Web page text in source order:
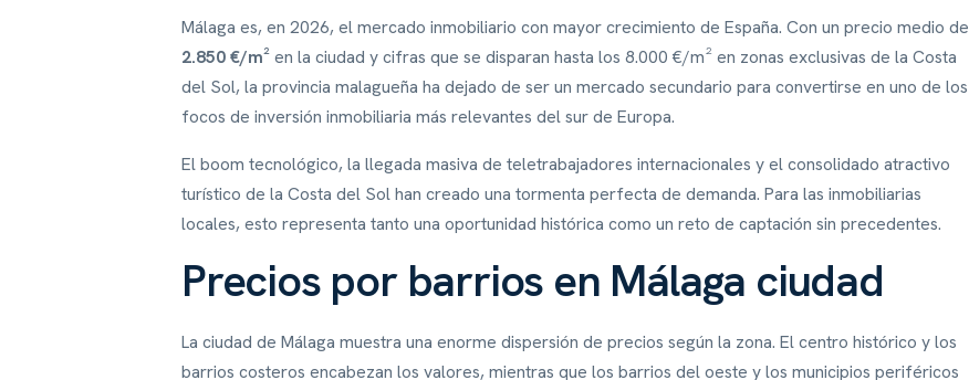
Málaga es, en 2026, el mercado inmobiliario con mayor crecimiento de España. Con un precio medio de
2.850 €/m²en la ciudad y cifras que se disparan hasta los 8.000 €/m² en zonas exclusivas de la Costa
del Sol, la provincia malagueña ha dejado de ser un mercado secundario para convertirse en uno de los
focos de inversión inmobiliaria más relevantes del sur de Europa.
El boom tecnológico, la llegada masiva de teletrabajadores internacionales y el consolidado atractivo
turístico de la Costa del Sol han creado una tormenta perfecta de demanda. Para las inmobiliarias
locales, esto representa tanto una oportunidad histórica como un reto de captación sin precedentes.
Precios por barrios en Málaga ciudad
La ciudad de Málaga muestra una enorme dispersión de precios según la zona. El centro histórico y los
barrios costeros encabezan los valores, mientras que los barrios del oeste y los municipios periféricos